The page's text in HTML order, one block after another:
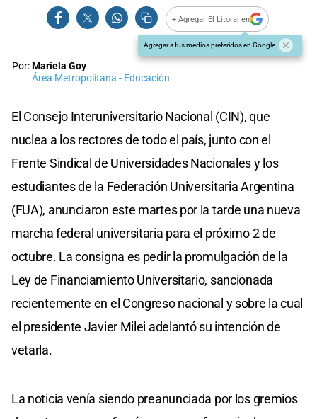
+ Agregar El Litoral en
Agregar a tus medios preferidos en Google
Por:Mariela Goy
Área Metropolitana - Educación
El Consejo Interuniversitario Nacional (CIN), que
nuclea a los rectores de todo el país, junto con el
Frente Sindical de Universidades Nacionales y los
estudiantes de la Federación Universitaria Argentina
(FUA), anunciaron este martes por la tarde una nueva
marcha federal universitaria para el próximo 2 de
octubre. La consigna es pedir la promulgación de la
Ley de Financiamiento Universitario, sancionada
recientemente en el Congreso nacional y sobre la cual
el presidente Javier Milei adelantó su intención de
vetarla.
La noticia venía siendo preanunciada por los gremios